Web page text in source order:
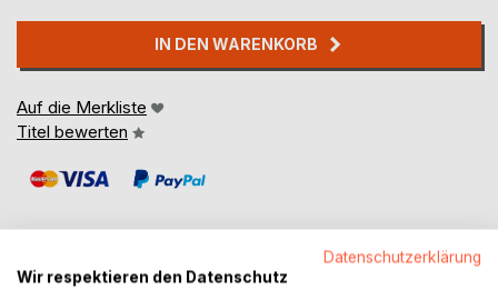
IN DEN WARENKORB
Auf die Merkliste
Titel bewerten
Datenschutzerklärung
Wir respektieren den Datenschutz